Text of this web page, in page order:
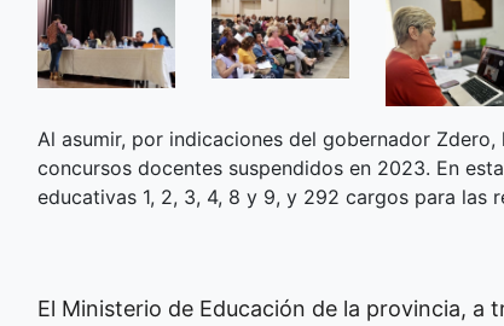
Al asumir, por indicaciones del gobernador
concursos docentes suspendidos en 2023. En
educativas 1, 2, 3, 4, 8 y 9, y 292 cargos para las
El Ministerio de Educación de la provincia, a